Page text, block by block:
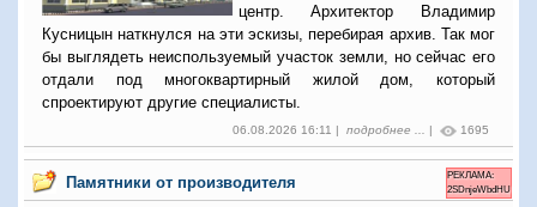
центр. Архитектор Владимир
Кусницын наткнулся на эти эскизы, перебирая архив. Так мог
бы выглядеть неиспользуемый участок земли, но сейчас его
отдали под многоквартирный жилой дом, который
спроектируют другие специалисты.
06.08.2026 16:11 | подробнее ... | 1695
Памятники от производителя
РЕКЛАМА:
2SDnjeWbdHU